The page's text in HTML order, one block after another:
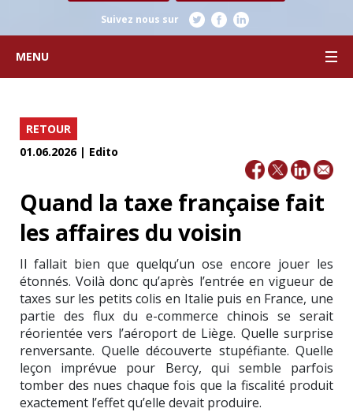
Suivez nous sur
MENU
RETOUR
01.06.2026 | Edito
Quand la taxe française fait
les affaires du voisin
Il fallait bien que quelqu’un ose encore jouer les
étonnés. Voilà donc qu’après l’entrée en vigueur de
taxes sur les petits colis en Italie puis en France, une
partie des flux du e-commerce chinois se serait
réorientée vers l’aéroport de Liège. Quelle surprise
renversante. Quelle découverte stupéfiante. Quelle
leçon imprévue pour Bercy, qui semble parfois
tomber des nues chaque fois que la fiscalité produit
exactement l’effet qu’elle devait produire.